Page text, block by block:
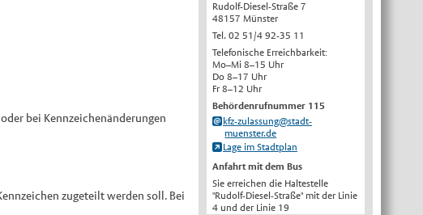
bei Kennzeichenänderungen
zugeteilt werden soll. Bei
Українська
Türkçe
اللغة العربية
Français
Español
Polski
Русский
中文
Automatische Übersetzung, ohne
Gewähr auf Richtigkeit.
Rudolf-Diesel-Straße 7
48157 Münster
Tel. 02 51/4 92-35 11
Telefonische Erreichbarkeit:
Mo–Mi 8–15 Uhr
Do 8–17 Uhr
Fr 8–12 Uhr
Behördenrufnummer 115
kfz-zulassung@stadt-
muenster.de
Lage im Stadtplan
Anfahrt mit dem Bus
Sie erreichen die Haltestelle
"Rudolf-Diesel-Straße" mit der Linie
4 und der Linie 19